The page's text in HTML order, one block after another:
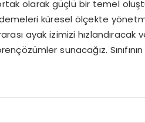
olarak güçlü bir temel
küreselölçekte yö
ayak izimizi hızlandıracak
rençözümler sunacağız.